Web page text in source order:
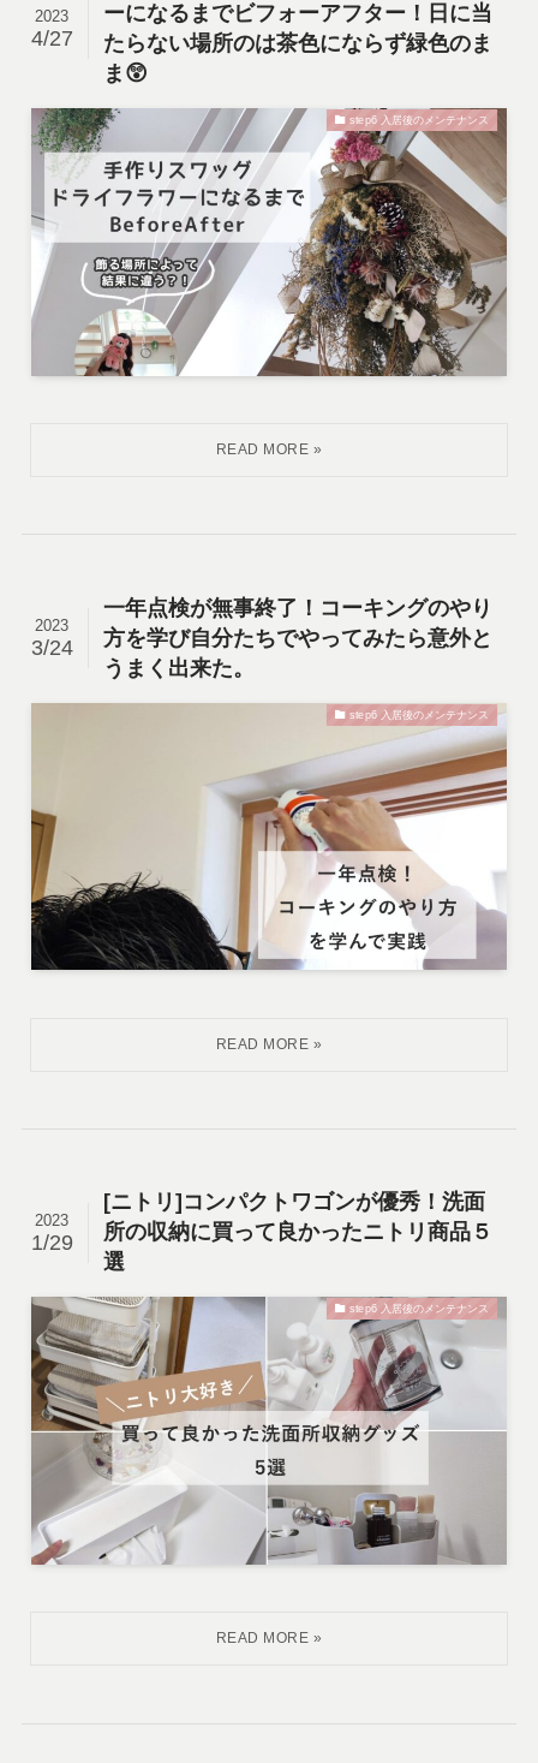
ーになるまでビフォーアフター！日に当
たらない場所のは茶色にならず緑色のま
ま😲
2023
4/27
step6 入居後のメンテナンス
一年点検が無事終了！コーキングのやり
方を学び自分たちでやってみたら意外と
うまく出来た。
2023
3/24
step6 入居後のメンテナンス
[ニトリ]コンパクトワゴンが優秀！洗面
所の収納に買って良かったニトリ商品５
選
2023
1/29
step6 入居後のメンテナンス